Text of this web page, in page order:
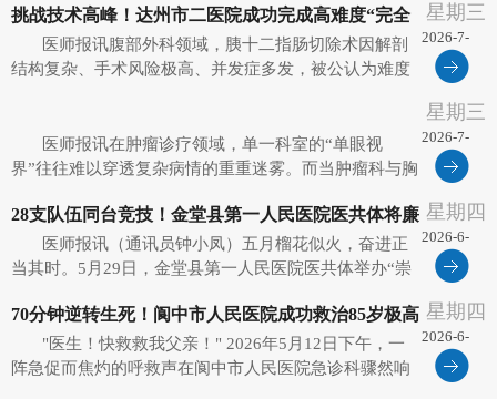
村民们掰着手指头，对帮扶单位达川达州市达川区人民
医院做的实事赞不绝口。 ...
挑战技术高峰！达州市二医院成功完成高难度“完全
腹腔镜胰十二指肠切除术
医师报讯腹部外科领域，胰十二指肠切除术因解剖
结构复杂、手术风险极高、并发症多发，被公认为难度
玛”。近日，达州市中西医结合医...
星期三
2026-7-
28
医师报讯在肿瘤诊疗领域，单一科室的“单眼视
界”往往难以穿透复杂病情的重重迷雾。而当肿瘤科与胸
命通道便豁然开朗。近日，绵竹市人民医院肿瘤科联合
胸外科，在医务科统筹协调下，...
星期三
2026-7-
28
28支队伍同台竞技！金堂县第一人民医院医共体将廉
洁与院感融为一赛
医师报讯（通讯员钟小凤）五月榴花似火，奋进正
当其时。5月29日，金堂县第一人民医院医共体举办“崇
赛。金堂县第一人民医院副院长张磊、纪委书记黄桂蓉
出席活动，医共体...
星期四
2026-6-
10
70分钟逆转生死！阆中市人民医院成功救治85岁极高
危脑卒中患者
"医生！快救救我父亲！" 2026年5月12日下午，一
阵急促而焦灼的呼救声在阆中市人民医院急诊科骤然响
星期四
2026-6-
10